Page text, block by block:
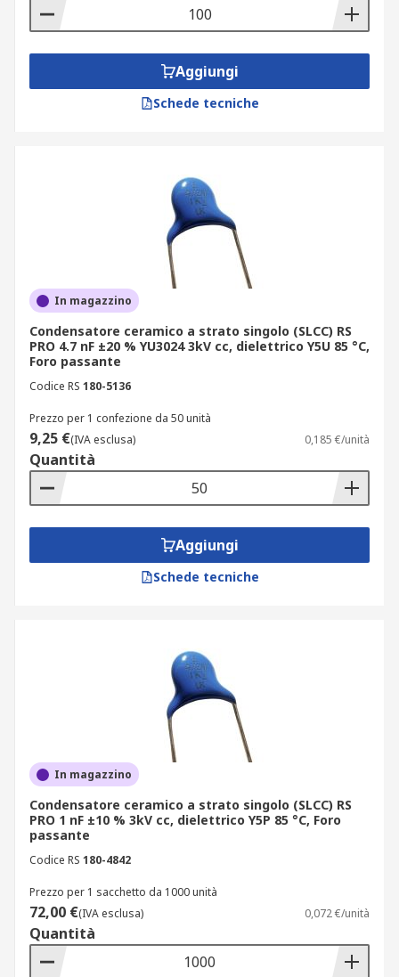
Aggiungi
Schede tecniche
In magazzino
Condensatore ceramico a strato singolo (SLCC) RS
PRO 4.7 nF ±20 % YU3024 3kV cc, dielettrico Y5U 85 °C,
Foro passante
Codice RS 180-5136
Prezzo per 1 confezione da 50 unità
9,25 €(IVA esclusa) 0,185 €/unità
Quantità
Aggiungi
Schede tecniche
In magazzino
Condensatore ceramico a strato singolo (SLCC) RS
PRO 1 nF ±10 % 3kV cc, dielettrico Y5P 85 °C, Foro
passante
Codice RS 180-4842
Prezzo per 1 sacchetto da 1000 unità
72,00 €(IVA esclusa) 0,072 €/unità
Quantità